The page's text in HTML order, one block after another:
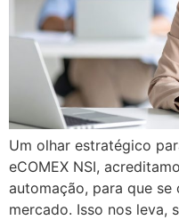
Um olhar estratégico
eCOMEX NSI,
automação, para que
mercado. Isso nos leva,